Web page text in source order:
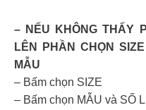
– NẾU KHÔNG THẤY
LÊN PHẦN CHỌN
MẪU
– Bấm chọn SIZE
– Bấm chọn MẪU và SỐ